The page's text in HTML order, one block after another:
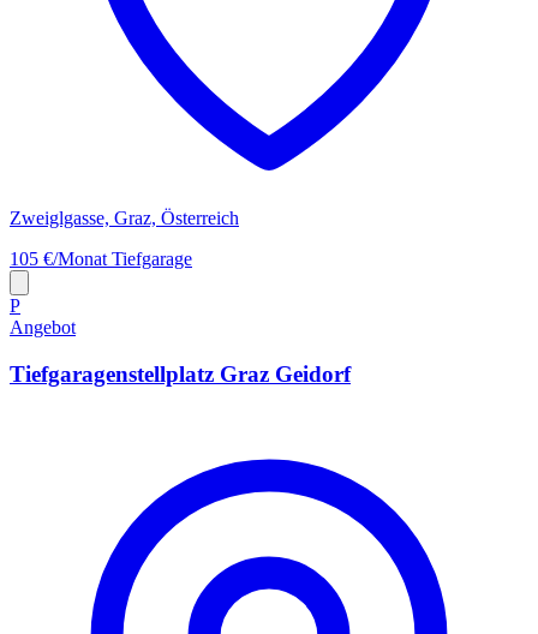
Zweiglgasse, Graz, Österreich
105 €/Monat Tiefgarage
P
Angebot
Tiefgaragenstellplatz Graz Geidorf